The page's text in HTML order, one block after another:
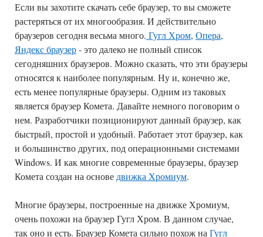
Если вы захотите скачать себе браузер, то вы сможете
растеряться от их многообразия. И действительно
браузеров сегодня весьма много. Гугл Хром, Опера,
Яндекс браузер- это далеко не полный список
сегодняшних браузеров. Можно сказать, что эти браузеры
относятся к наиболее популярным. Ну и, конечно же,
есть менее популярные браузеры. Одним из таковых
является браузер Комета. Давайте немного поговорим о
нем. Разработчики позиционируют данный браузер, как
быстрый, простой и удобный. Работает этот браузер, как
и большинство других, под операционными системами
Windows. И как многие современные браузеры, браузер
Комета создан на основе движка Хромиум.
Многие браузеры, построенные на движке Хромиум,
очень похожи на браузер Гугл Хром. В данном случае,
так оно и есть. Браузер Комета сильно похож на Гугл